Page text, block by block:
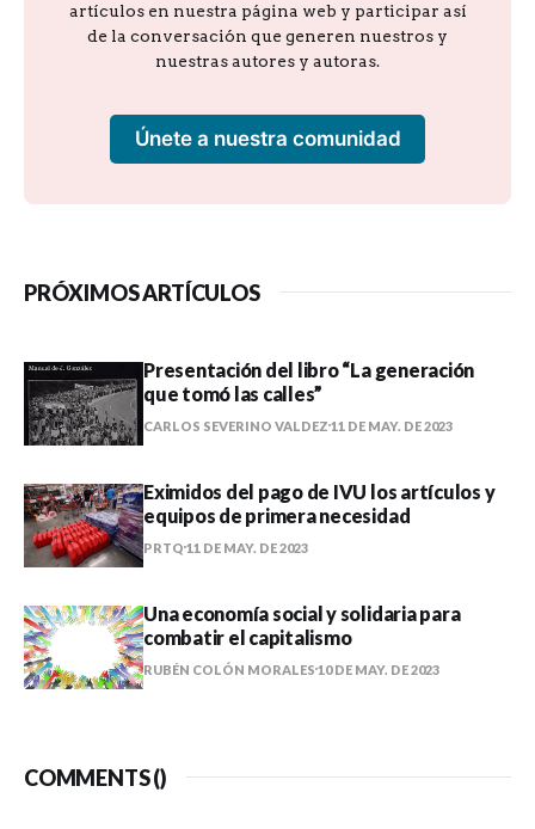
artículos en nuestra página web y participar así
de la conversación que generen nuestros y
nuestras autores y autoras.
Únete a nuestra comunidad
PRÓXIMOS ARTÍCULOS
Presentación del libro “La generación
que tomó las calles”
CARLOS SEVERINO VALDEZ 11 DE MAY. DE 2023
Eximidos del pago de IVU los artículos y
equipos de primera necesidad
PRTQ 11 DE MAY. DE 2023
Una economía social y solidaria para
combatir el capitalismo
RUBÉN COLÓN MORALES 10 DE MAY. DE 2023
COMMENTS ()